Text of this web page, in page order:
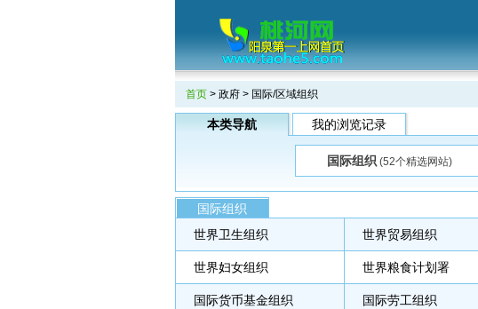
首页 > 政府 > 国际/区域组织
本类导航 我的浏览记录
国际组织(52个精选网站)
国际组织
世界卫生组织
世界贸易组织
世界妇女组织 世界粮食计划署
国际货币基金组织 国际劳工组织